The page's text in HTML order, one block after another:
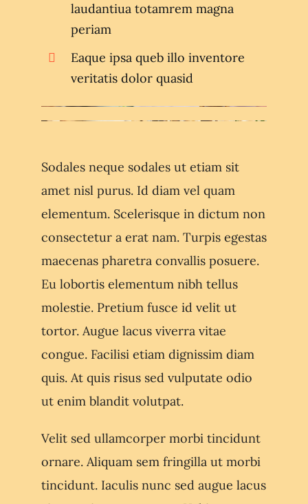
laudantiua totamrem magna
periam
Eaque ipsa queb illo inventore
veritatis dolor quasid
Sodales neque sodales ut etiam sit
amet nisl purus. Id diam vel quam
elementum. Scelerisque in dictum non
consectetur a erat nam. Turpis egestas
maecenas pharetra convallis posuere.
Eu lobortis elementum nibh tellus
molestie. Pretium fusce id velit ut
tortor. Augue lacus viverra vitae
congue. Facilisi etiam dignissim diam
quis. At quis risus sed vulputate odio
ut enim blandit volutpat.
Velit sed ullamcorper morbi tincidunt
ornare. Aliquam sem fringilla ut morbi
tincidunt. Iaculis nunc sed augue lacus